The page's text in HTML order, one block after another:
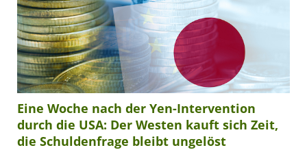
Eine Woche nach der Yen-Intervention
durch die USA: Der Westen kauft sich Zeit,
die Schuldenfrage bleibt ungelöst